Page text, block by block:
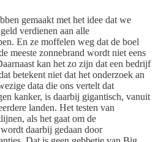
gemaakt met het idee dat we
verdienen aan alle
En ze moffelen weg dat de boel
meeste zonnebrand wordt niet eens
kan het zo zijn dat een bedrijf
betekent niet dat het onderzoek an
data die ons vertelt dat
kanker, is daarbij gigantisch, vanuit
landen. Het testen van
als het gaat om de
daarbij gedaan door